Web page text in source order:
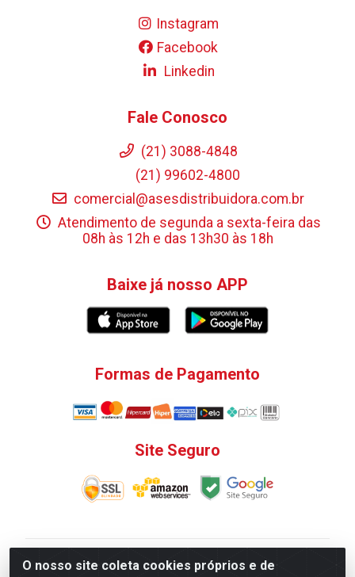
O nosso site coleta cookies próprios e de
Instagram
Facebook
Linkedin
Fale Conosco
(21) 3088-4848
(21) 99602-4800
comercial@asesdistribuidora.com.br
Atendimento de segunda a sexta-feira das
08h às 12h e das 13h30 às 18h
Baixe já nosso APP
Formas de Pagamento
Site Seguro
V. C. Ferragens LTDA - Rua do Matoso, 132 - Praça da